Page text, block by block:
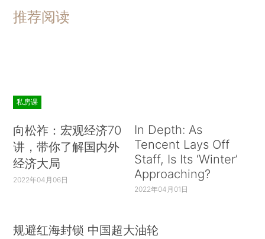
推荐阅读
私房课
向松祚：宏观经济70
讲，带你了解国内外
经济大局
2022年04月06日
In Depth: As
Tencent Lays Off
Staff, Is Its ‘Winter’
Approaching?
2022年04月01日
规避红海封锁 中国超大油轮